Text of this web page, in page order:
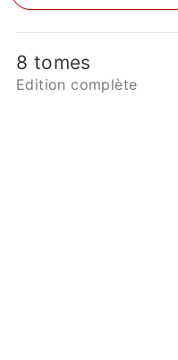
8 tomes
Edition complète